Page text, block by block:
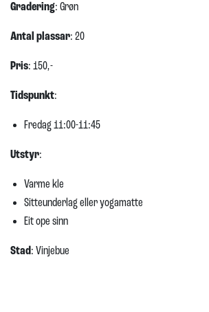
Gradering: Grøn
Antal plassar: 20
Pris: 150,-
Tidspunkt:
Fredag 11:00-11:45
Utstyr:
Varme kle
Sitteunderlag eller yogamatte
Eit ope sinn
Stad: Vinjebue